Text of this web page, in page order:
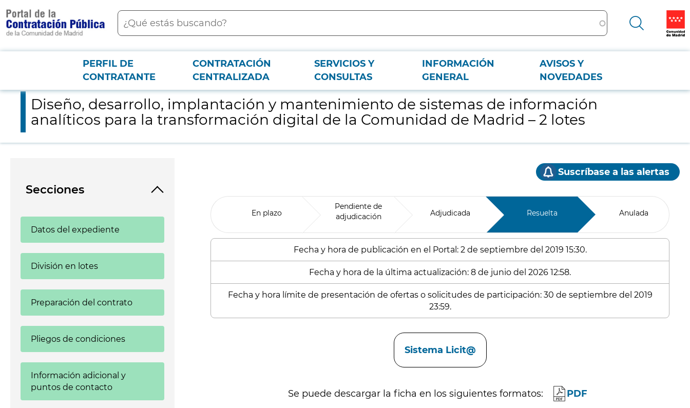
contenido
principal
Buscar
Menú PCON
PERFIL DE
CONTRATANTE
CONTRATACIÓN
CENTRALIZADA
SERVICIOS Y
CONSULTAS
INFORMACIÓN
GENERAL
AVISOS Y
NOVEDADES
Diseño, desarrollo, implantación y mantenimiento de sistemas de información analíticos para la transformación digital de la Comunidad de Madrid – 2 lotes
Diseño, desarrollo, implantación y mantenimiento de sistemas de información
analíticos para la transformación digital de la Comunidad de Madrid – 2 lotes
Secciones
Datos del expediente
División en lotes
Preparación del contrato
Pliegos de condiciones
Información adicional y
puntos de contacto
Suscríbase a las alertas
En plazo
Pendiente de
adjudicación
Adjudicada Resuelta Anulada
Fecha y hora de publicación en el Portal: 2 de septiembre del 2019 15:30.
Fecha y hora de la última actualización: 8 de junio del 2026 12:58.
Fecha y hora límite de presentación de ofertas o solicitudes de participación: 30 de septiembre del 2019
23:59.
Sistema Licit@
Se puede descargar la ficha en los siguientes formatos: PDF